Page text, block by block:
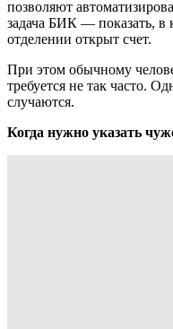
позволяют
задача БИК — показать, в
отделении открыт счет.
При этом обычному
требуется не так часто.
случаются.
Когда нужно указать